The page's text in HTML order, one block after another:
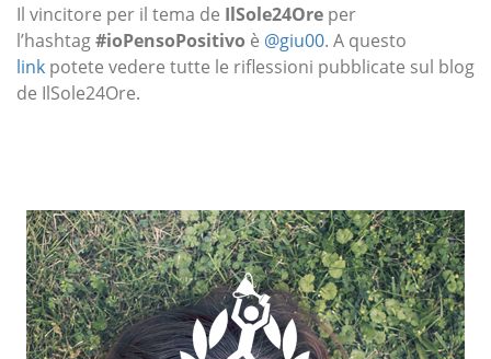
Il vincitore per il tema de IlSole24Ore per
l’hashtag#ioPensoPositivo è @giu00. A questo
link potete vedere tutte le riflessioni pubblicate sul blog
de IlSole24Ore.